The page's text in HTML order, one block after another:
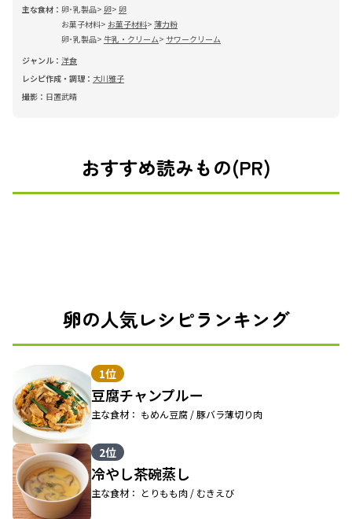
主な食材： 卵･乳製品 卵 卵
お菓子材料
お菓子材料 薄力粉
卵･乳製品 牛乳・クリーム
サワークリーム
ジャンル： 洋食
レシピ作成・調理： 大川雅子
撮影： 日置武晴
おすすめ読みもの(PR)
卵の人気レシピランキング
1位
豆腐チャンプルー
主な食材： もめん豆腐 / 豚バラ薄切り肉
2位
冷やし茶碗蒸し
主な食材： とりもも肉 / むきえび